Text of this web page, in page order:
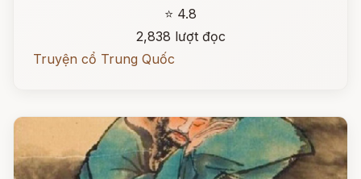
⭐ 4.8
2,838 lượt đọc
Truyện cổ Trung Quốc